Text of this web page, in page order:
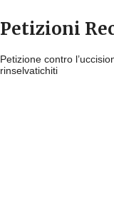
Petizioni
Petizione contro
rinselvatichiti